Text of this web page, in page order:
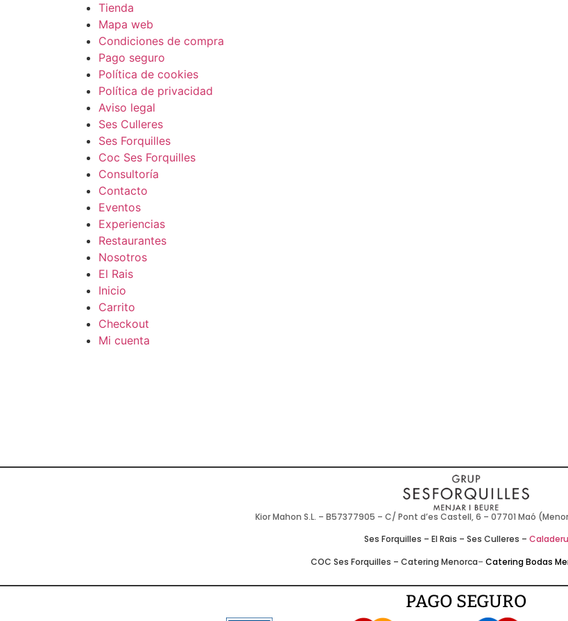
Tienda
Mapa web
Condiciones de compra
Pago seguro
Política de cookies
Política de privacidad
Aviso legal
Ses Culleres
Ses Forquilles
Coc Ses Forquilles
Consultoría
Contacto
Eventos
Experiencias
Restaurantes
Nosotros
El Rais
Inicio
Carrito
Checkout
Mi cuenta
Kior Mahon S.L. – B57377905 – C/ Pont d’es Castell, 6 – 07701 Maó
Ses Forquilles – El Rais – Ses Culleres – Caladeru
COC Ses Forquilles – Catering Menorca– Catering Bodas
PAGO SEGURO